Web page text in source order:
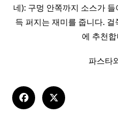
네): 구멍 안쪽까지 소스가
득 퍼지는 재미를 줍니다.
에 추천
파스타